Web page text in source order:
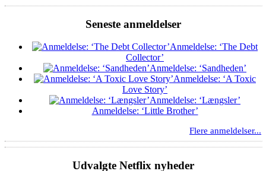
Seneste anmeldelser
Anmeldelse: ‘The Debt
Collector’
Anmeldelse: ‘Sandheden’
Anmeldelse: ‘A Toxic
Love Story’
Anmeldelse: ‘Længsler’
Anmeldelse: ‘Little Brother’
Flere anmeldelser...
Udvalgte Netflix nyheder